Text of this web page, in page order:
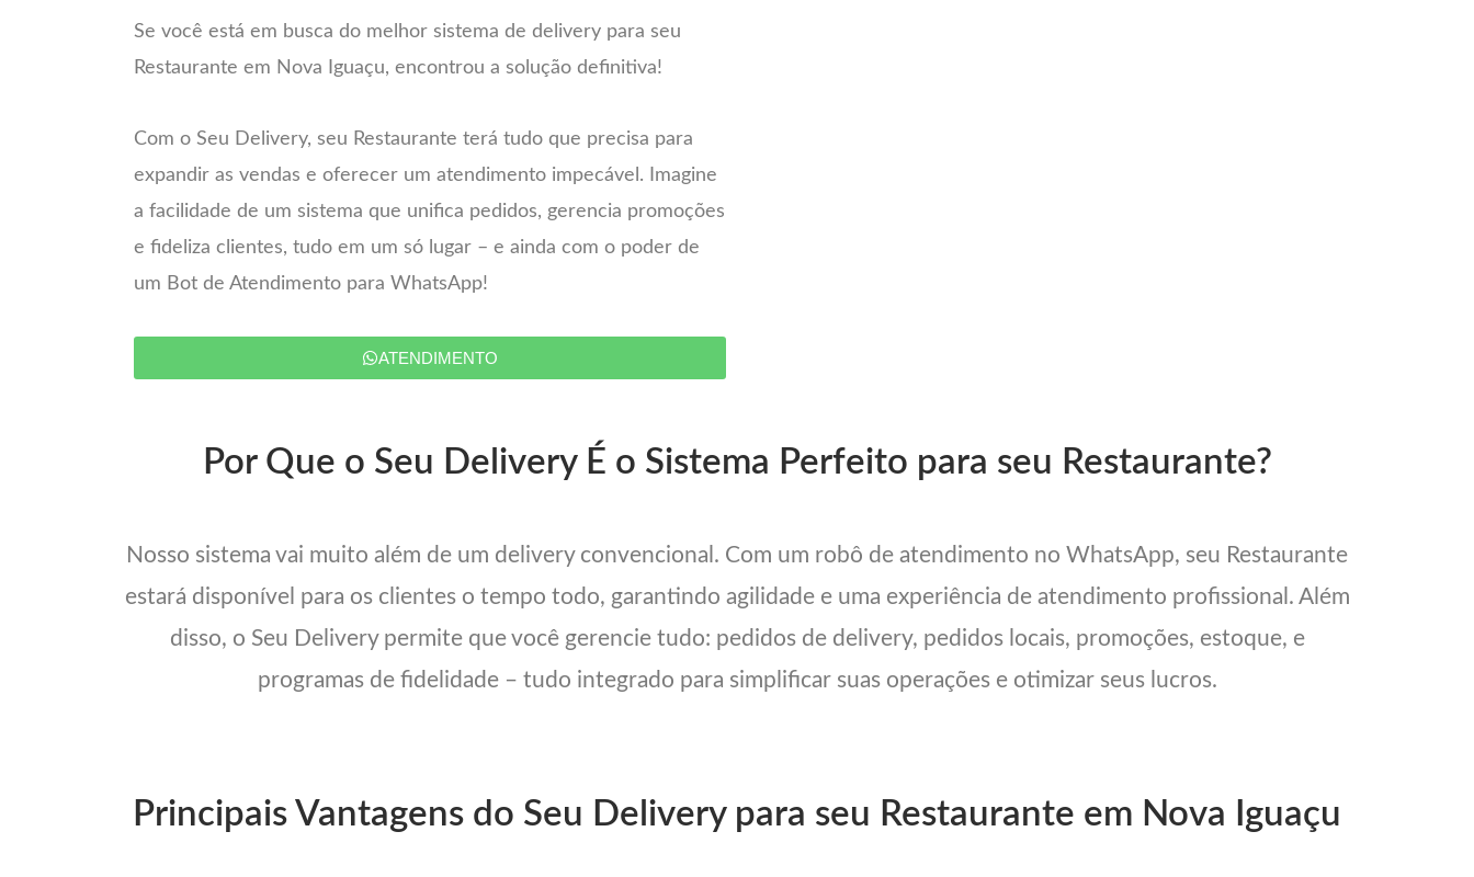
Se você está em busca do melhor sistema de delivery para seu
Restaurante em Nova Iguaçu, encontrou a solução definitiva!
Com o Seu Delivery, seu Restaurante terá tudo que precisa para
expandir as vendas e oferecer um atendimento impecável. Imagine
a facilidade de um sistema que unifica pedidos, gerencia promoções
e fideliza clientes, tudo em um só lugar – e ainda com o poder de
um Bot de Atendimento para WhatsApp!
ATENDIMENTO
Por Que o Seu Delivery É o Sistema Perfeito para seu Restaurante?
Nosso sistema vai muito além de um delivery convencional. Com um robô de atendimento no WhatsApp, seu Restaurante
estará disponível para os clientes o tempo todo, garantindo agilidade e uma experiência de atendimento profissional. Além
disso, o Seu Delivery permite que você gerencie tudo: pedidos de delivery, pedidos locais, promoções, estoque, e
programas de fidelidade – tudo integrado para simplificar suas operações e otimizar seus lucros.
Principais Vantagens do Seu Delivery para seu Restaurante em Nova Iguaçu